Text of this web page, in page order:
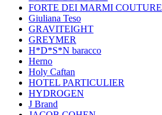
FORTE DEI MARMI COUTURE
Giuliana Teso
GRAVITEIGHT
GREYMER
H*D*S*N baracco
Herno
Holy Caftan
HOTEL PARTICULIER
HYDROGEN
J Brand